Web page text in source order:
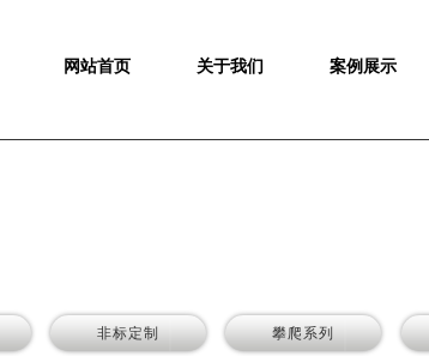
网站首页 关于我们 案例展示
非标定制 攀爬系列